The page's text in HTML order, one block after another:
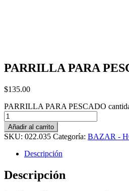
PARRILLA PARA
$135.00
PARRILLA PARA PESCADO
Añadir al carrito
SKU: 022.035 Categoría: BAZAR -
Descripción
Descripción